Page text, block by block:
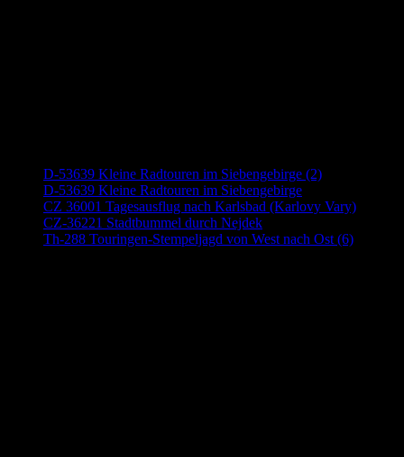
D-53639 Kleine Radtouren im Siebengebirge (2)
D-53639 Kleine Radtouren im Siebengebirge
CZ 36001 Tagesausflug nach Karlsbad (Karlovy Vary)
CZ-36221 Stadtbummel durch Nejdek
Th-288 Touringen-Stempeljagd von West nach Ost (6)